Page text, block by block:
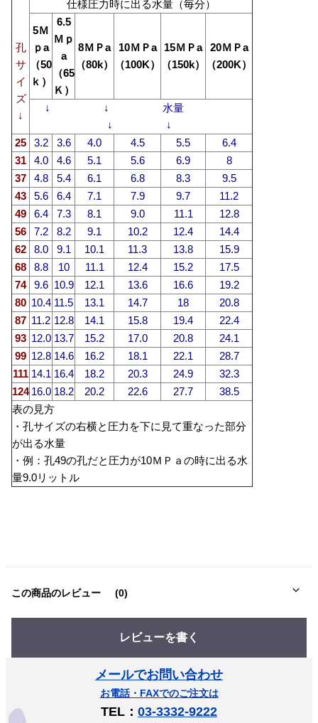
孔
サ
イ
ズ
↓
仕様圧力時に出る水量（毎分）
5Ｍ
ｐa
（50
ｋ）
6.5
Ｍｐ
a
（65
Ｋ）
8ＭＰa
（80k）
10ＭＰa
（100K）
15ＭＰa
（150k）
20ＭＰa
（200K）
↓ ↓ 水量
↓ ↓
25
3.2 3.6 4.0 4.5 5.5
6.4
31
4.0 4.6 5.1 5.6 6.9
8
37
4.8 5.4 6.1 6.8 8.3
9.5
43
5.6 6.4 7.1 7.9 9.7
11.2
49
6.4 7.3 8.1 9.0 11.1
12.8
56
7.2 8.2 9.1 10.2 12.4
14.4
62
8.0 9.1 10.1 11.3 13.8
15.9
68
8.8 10 11.1 12.4 15.2
17.5
74
9.6 10.9 12.1 13.6 16.6
19.2
80 10.4 11.5 13.1 14.7 18
20.8
87 11.2 12.8 14.1 15.8 19.4
22.4
93 12.0 13.7 15.2 17.0 20.8
24.1
99 12.8 14.6 16.2 18.1 22.1
28.7
111 14.1 16.4 18.2 20.3 24.9
32.3
124 16.0 18.2 20.2 22.6 27.7
38.5
表の見方
・孔サイズの右横と圧力を下に見て重なった部分
が出る水量
・例：孔49の孔だと圧力が10ＭＰａの時に出る水
量9.0リットル
この商品のレビュー (0)
レビューを書く
メールでお問い合わせ
お電話・FAXでのご注文は
TEL： 03-3332-9222